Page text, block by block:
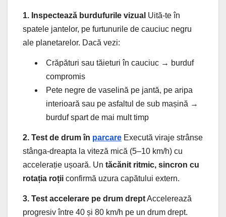
1. Inspectează burdufurile vizual Uită-te în
spatele jantelor, pe furtunurile de cauciuc negru
ale planetarelor. Dacă vezi:
Crăpături sau tăieturi în cauciuc → burduf
compromis
Pete negre de vaselină pe jantă, pe aripa
interioară sau pe asfaltul de sub mașină →
burduf spart de mai mult timp
2. Test de drum în parcare Execută viraje strânse
stânga-dreapta la viteză mică (5–10 km/h) cu
accelerație ușoară. Un tăcănit ritmic, sincron cu
rotația roții confirmă uzura capătului extern.
3. Test accelerare pe drum dreptAccelerează
progresiv între 40 și 80 km/h pe un drum drept.